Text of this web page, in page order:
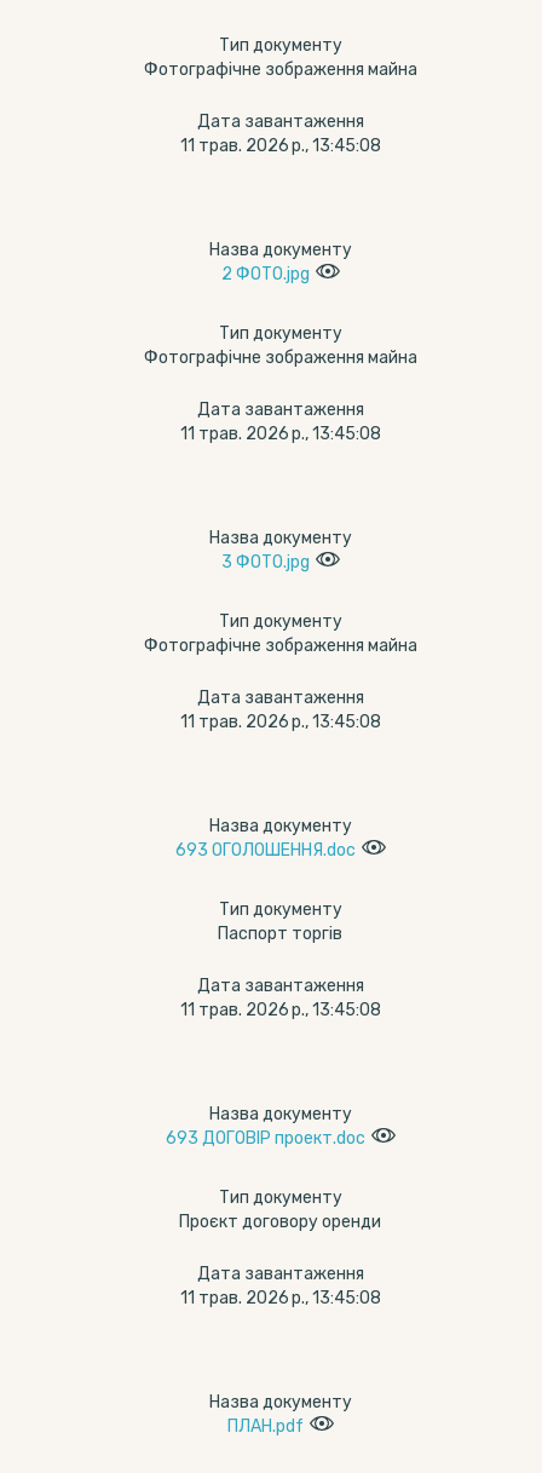
Тип документу
Фотографічне зображення майна
Дата завантаження
11 трав. 2026 р., 13:45:08
Назва документу
2 ФОТО.jpg
Тип документу
Фотографічне зображення майна
Дата завантаження
11 трав. 2026 р., 13:45:08
Назва документу
3 ФОТО.jpg
Тип документу
Фотографічне зображення майна
Дата завантаження
11 трав. 2026 р., 13:45:08
Назва документу
693 ОГОЛОШЕННЯ.doc
Тип документу
Паспорт торгів
Дата завантаження
11 трав. 2026 р., 13:45:08
Назва документу
693 ДОГОВІР проект.doc
Тип документу
Проєкт договору оренди
Дата завантаження
11 трав. 2026 р., 13:45:08
Назва документу
ПЛАН.pdf